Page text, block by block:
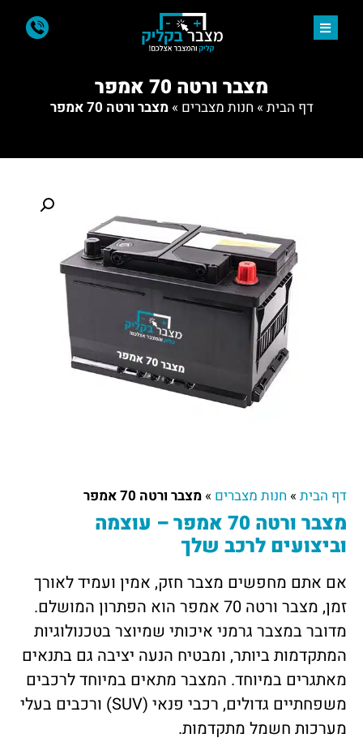
מצבר ורטה 70 אמפר
דף הבית » חנות מצברים »מצבר ורטה 70 אמפר
דף הבית » חנות מצברים » מצבר ורטה 70 אמפר
מצבר ורטה 70 אמפר – עוצמה
וביצועים לרכב שלך
אם אתם מחפשים מצבר חזק, אמין ועמיד לאורך
זמן, מצבר ורטה 70 אמפר הוא הפתרון המושלם.
מדובר במצבר גרמני איכותי שמיוצר בטכנולוגיות
המתקדמות ביותר, ומבטיח הנעה יציבה גם בתנאים
מאתגרים במיוחד. המצבר מתאים במיוחד לרכבים
משפחתיים גדולים, רכבי פנאי (SUV) ורכבים בעלי
מערכות חשמל מתקדמות.